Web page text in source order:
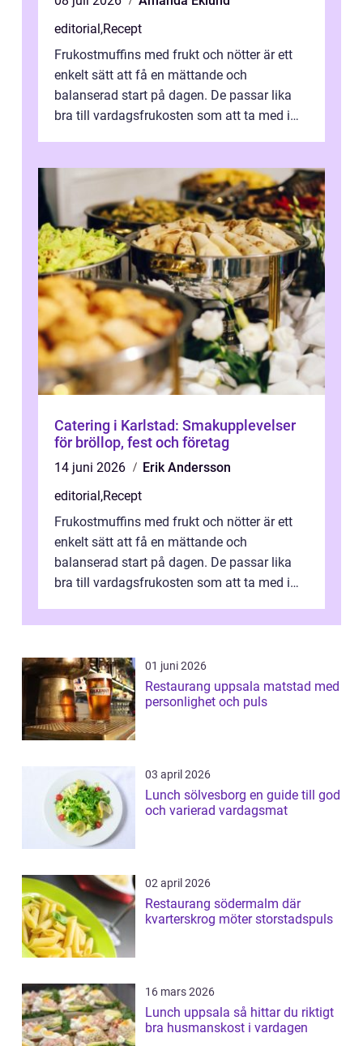
editorial,Recept
Frukostmuffins med frukt och nötter är ett
enkelt sätt att få en mättande och
balanserad start på dagen. De passar lika
bra till vardagsfrukosten som att ta med i
Catering i Karlstad: Smakupplevelser
för bröllop, fest och företag
14 juni 2026
Erik Andersson
editorial,Recept
Frukostmuffins med frukt och nötter är ett
enkelt sätt att få en mättande och
balanserad start på dagen. De passar lika
bra till vardagsfrukosten som att ta med i
01 juni 2026
Restaurang uppsala matstad med
personlighet och puls
03 april 2026
Lunch sölvesborg en guide till god
och varierad vardagsmat
02 april 2026
Restaurang södermalm där
kvarterskrog möter storstadspuls
16 mars 2026
Lunch uppsala så hittar du riktigt
bra husmanskost i vardagen